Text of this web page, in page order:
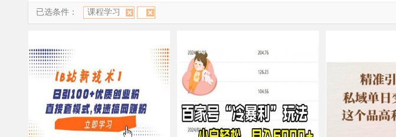
已选条件： 课程学习